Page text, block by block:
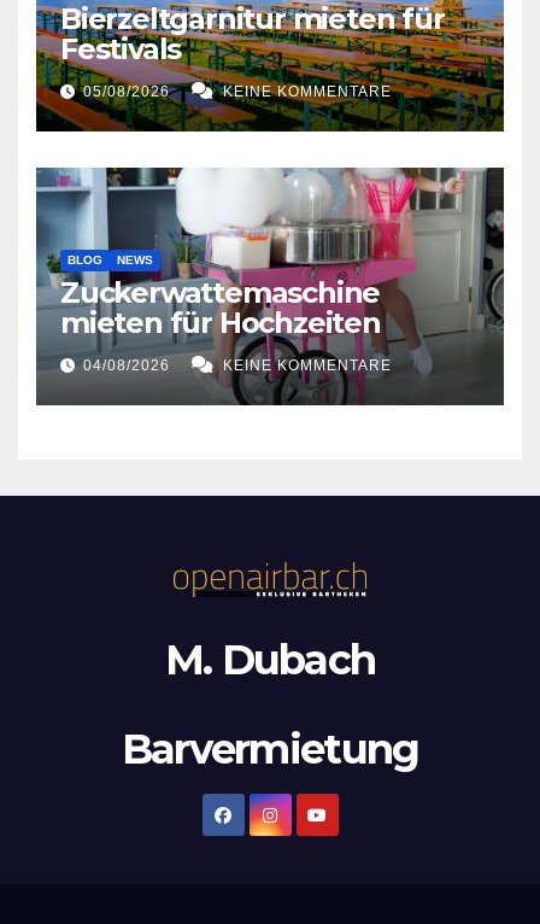
Bierzeltgarnitur mieten für
Festivals
05/08/2026 KEINE KOMMENTARE
BLOG NEWS
Zuckerwattemaschine
mieten für Hochzeiten
04/08/2026 KEINE KOMMENTARE
M. Dubach
Barvermietung